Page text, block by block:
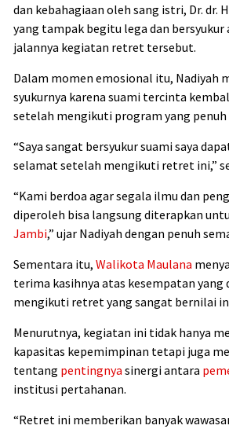
dan kebahagiaan oleh sang istri, Dr. dr.
yang tampak begitu lega dan bersyukur
jalannya kegiatan retret tersebut.
Dalam momen emosional itu, Nadiyah
syukurnya karena suami tercinta
setelah mengikuti program yang penuh
“Saya sangat bersyukur suami saya
selamat setelah mengikuti retret ini,”
“Kami berdoa agar segala ilmu dan
diperoleh bisa langsung diterapkan
Jambi,” ujar Nadiyah dengan penuh
Sementara itu, Walikota Maulana
terima kasihnya atas kesempatan yang
mengikuti retret yang sangat bernilai
Menurutnya, kegiatan ini tidak hanya
kapasitas kepemimpinan tetapi juga
tentang pentingnya sinergi antara
institusi pertahanan.
“Retret ini memberikan banyak